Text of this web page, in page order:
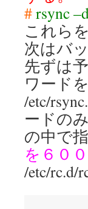
#rsync
これら
次はバ
先ずは
ワード
/etc/
ードの
の中で
を６０
/etc/rc.d/